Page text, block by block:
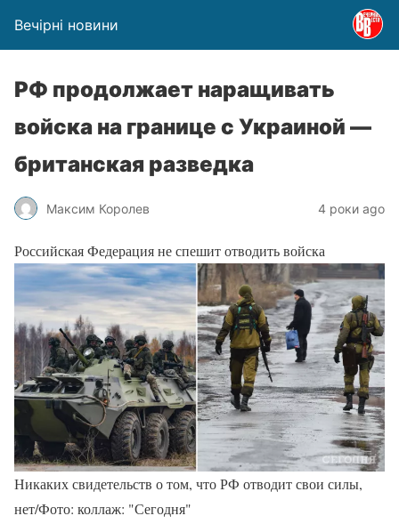
Вечірні новини
РФ продолжает наращивать
войска на границе с Украиной —
британская разведка
Максим Королев 4 роки ago
Российская Федерация не спешит отводить войска
Никаких свидетельств о том, что РФ отводит свои силы,
нет/Фото: коллаж: "Сегодня"